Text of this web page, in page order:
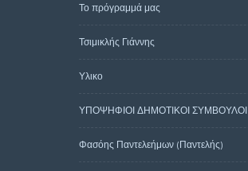
Το πρόγραμμά μας
Τσιμικλής Γιάννης
Υλικο
ΥΠΟΨΗΦΙΟΙ ΔΗΜΟΤΙΚΟΙ ΣΥΜΒΟΥΛΟΙ
Φασόης Παντελεήμων (Παντελής)